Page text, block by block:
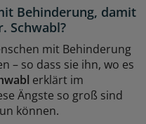
Behinderung, damit
Schwabl?
mit Behinderung
– so dass sie ihn, wo es
erklärt im
Ängste so groß sind
können.